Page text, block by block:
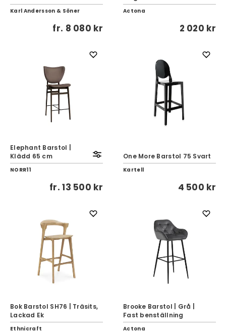
Karl Andersson & Söner
fr. 8 080 kr
Actona
2 020 kr
Elephant Barstol |
Klädd 65 cm
NORR11
fr.13 500 kr
One More Barstol 75 Svart
Kartell
4 500 kr
Bok Barstol SH76 | Träsits,
Lackad Ek
Ethnicraft
Brooke Barstol | Grå |
Fast benställning
Actona